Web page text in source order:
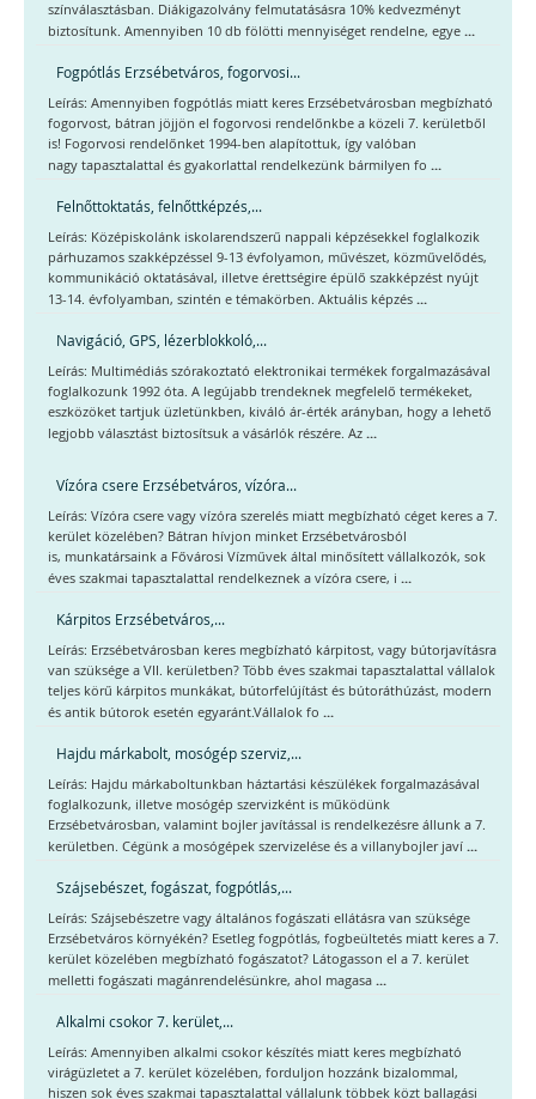
színválasztásban. Diákigazolvány felmutatásásra 10% kedvezményt
biztosítunk. Amennyiben 10 db fölötti mennyiséget rendelne, egye ...
Fogpótlás Erzsébetváros, fogorvosi...
Leírás: Amennyiben fogpótlás miatt keres Erzsébetvárosban megbízható
fogorvost, bátran jöjjön el fogorvosi rendelőnkbe a közeli 7. kerületből
is! Fogorvosi rendelőnket 1994-ben alapítottuk, így valóban
nagy tapasztalattal és gyakorlattal rendelkezünk bármilyen fo ...
Felnőttoktatás, felnőttképzés,...
Leírás: Középiskolánk iskolarendszerű nappali képzésekkel foglalkozik
párhuzamos szakképzéssel 9-13 évfolyamon, művészet, közművelődés,
kommunikáció oktatásával, illetve érettségire épülő szakképzést nyújt
13-14. évfolyamban, szintén e témakörben. Aktuális képzés ...
Navigáció, GPS, lézerblokkoló,...
Leírás: Multimédiás szórakoztató elektronikai termékek forgalmazásával
foglalkozunk 1992 óta. A legújabb trendeknek megfelelő termékeket,
eszközöket tartjuk üzletünkben, kiváló ár-érték arányban, hogy a lehető
legjobb választást biztosítsuk a vásárlók részére. Az ...
Vízóra csere Erzsébetváros, vízóra...
Leírás: Vízóra csere vagy vízóra szerelés miatt megbízható céget keres a 7.
kerület közelében? Bátran hívjon minket Erzsébetvárosból
is, munkatársaink a Fővárosi Vízművek által minősített vállalkozók, sok
éves szakmai tapasztalattal rendelkeznek a vízóra csere, i ...
Kárpitos Erzsébetváros,...
Leírás: Erzsébetvárosban keres megbízható kárpitost, vagy bútorjavításra
van szüksége a VII. kerületben? Több éves szakmai tapasztalattal vállalok
teljes körű kárpitos munkákat, bútorfelújítást és bútoráthúzást, modern
és antik bútorok esetén egyaránt.Vállalok fo ...
Hajdu márkabolt, mosógép szerviz,...
Leírás: Hajdu márkaboltunkban háztartási készülékek forgalmazásával
foglalkozunk, illetve mosógép szervizként is működünk
Erzsébetvárosban, valamint bojler javítással is rendelkezésre állunk a 7.
kerületben. Cégünk a mosógépek szervizelése és a villanybojler javí ...
Szájsebészet, fogászat, fogpótlás,...
Leírás: Szájsebészetre vagy általános fogászati ellátásra van szüksége
Erzsébetváros környékén? Esetleg fogpótlás, fogbeültetés miatt keres a 7.
kerület közelében megbízható fogászatot? Látogasson el a 7. kerület
melletti fogászati magánrendelésünkre, ahol magasa ...
Alkalmi csokor 7. kerület,...
Leírás: Amennyiben alkalmi csokor készítés miatt keres megbízható
virágüzletet a 7. kerület közelében, forduljon hozzánk bizalommal,
hiszen sok éves szakmai tapasztalattal vállalunk többek közt ballagási